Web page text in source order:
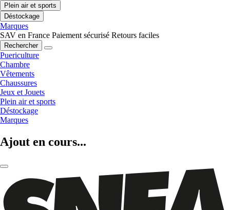
Plein air et sports
Déstockage
Marques
SAV en France Paiement sécurisé Retours faciles
Rechercher
Puericulture
Chambre
Vêtements
Chaussures
Jeux et Jouets
Plein air et sports
Déstockage
Marques
Ajout en cours...